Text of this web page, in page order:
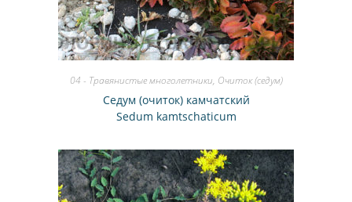
04 - Травянистые многолетники, Очиток (седум)
Седум (очиток) камчатский
Sedum kamtschaticum